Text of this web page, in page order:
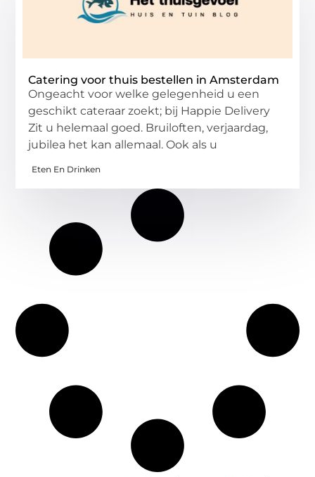
Catering voor thuis bestellen in Amsterdam
Ongeacht voor welke gelegenheid u een
geschikt cateraar zoekt; bij Happie Delivery
Zit u helemaal goed. Bruiloften, verjaardag,
jubilea het kan allemaal. Ook als u
Eten En Drinken